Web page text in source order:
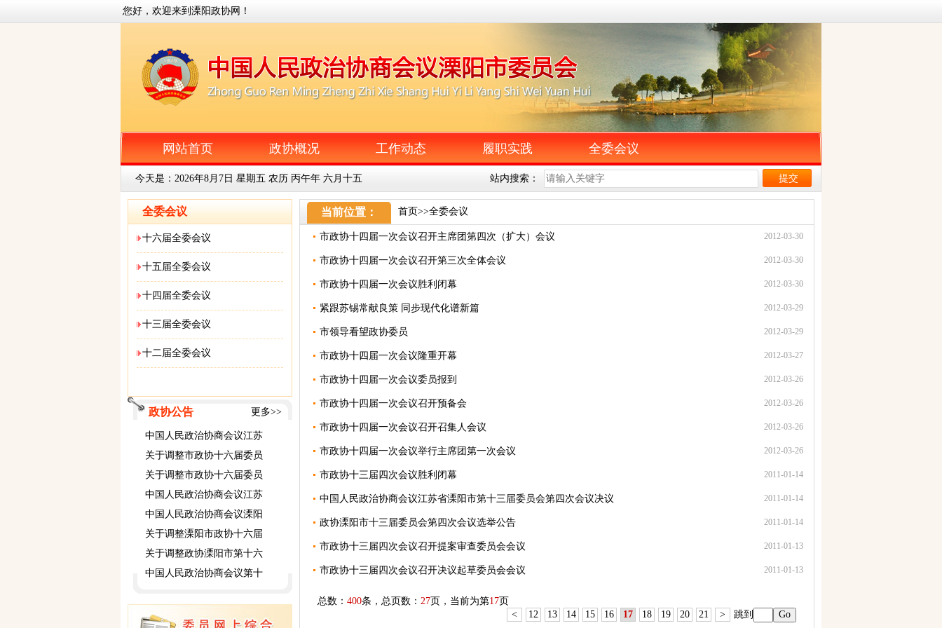
您好，欢迎来到溧阳政协网！
网站首页 政协概况 工作动态 履职实践 全委会议
今天是： 2026年8月7日 星期五 农历 丙午年 六月十五 站内搜索：
全委会议
十六届全委会议
十五届全委会议
十四届全委会议
十三届全委会议
十二届全委会议
政协公告 更多>>
中国人民政治协商会议江苏
关于调整市政协十六届委员
关于调整市政协十六届委员
中国人民政治协商会议江苏
中国人民政治协商会议溧阳
关于调整溧阳市政协十六届
关于调整政协溧阳市第十六
中国人民政治协商会议第十
当前位置： 首页>>全委会议
市政协十四届一次会议召开主席团第四次（扩大）会议 2012-03-30
市政协十四届一次会议召开第三次全体会议 2012-03-30
市政协十四届一次会议胜利闭幕 2012-03-30
紧跟苏锡常献良策 同步现代化谱新篇 2012-03-29
市领导看望政协委员 2012-03-29
市政协十四届一次会议隆重开幕 2012-03-27
市政协十四届一次会议委员报到 2012-03-26
市政协十四届一次会议召开预备会 2012-03-26
市政协十四届一次会议召开召集人会议 2012-03-26
市政协十四届一次会议举行主席团第一次会议 2012-03-26
市政协十三届四次会议胜利闭幕 2011-01-14
中国人民政治协商会议江苏省溧阳市第十三届委员会第四次会议决议 2011-01-14
政协溧阳市十三届委员会第四次会议选举公告 2011-01-14
市政协十三届四次会议召开提案审查委员会会议 2011-01-13
市政协十三届四次会议召开决议起草委员会会议 2011-01-13
总数： 400条，总页数： 27页，当前为第17页
<
12 13 14 15 16 17 18 19 20 21 > 跳到